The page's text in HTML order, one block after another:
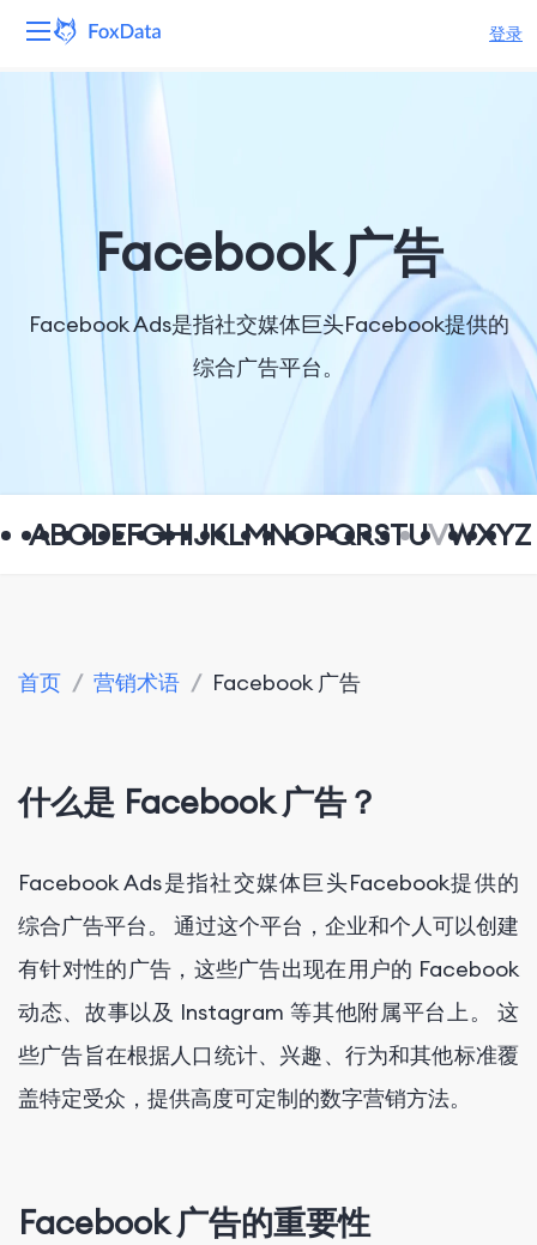
登录
产品
解决方案 Facebook 广告
Facebook Ads是指社交媒体巨头Facebook提供的
综合广告平台。
ABCDEFGHIJKLMNOPQRSTUVWXYZ
首页 / 营销术语 / Facebook 广告
什么是 Facebook 广告？
Facebook Ads是指社交媒体巨头Facebook提供的
综合广告平台。 通过这个平台，企业和个人可以创建
有针对性的广告，这些广告出现在用户的 Facebook
动态、故事以及 Instagram 等其他附属平台上。 这
些广告旨在根据人口统计、兴趣、行为和其他标准覆
盖特定受众，提供高度可定制的数字营销方法。
Facebook 广告的重要性